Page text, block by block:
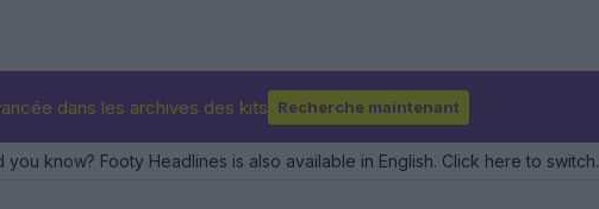
dans les archives des kits Recherche maintenant
you know? Footy Headlines is also available in English. Click here to switch.